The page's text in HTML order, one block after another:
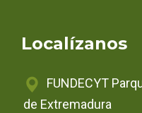
Localízanos
FUNDECYT
de Extremadura